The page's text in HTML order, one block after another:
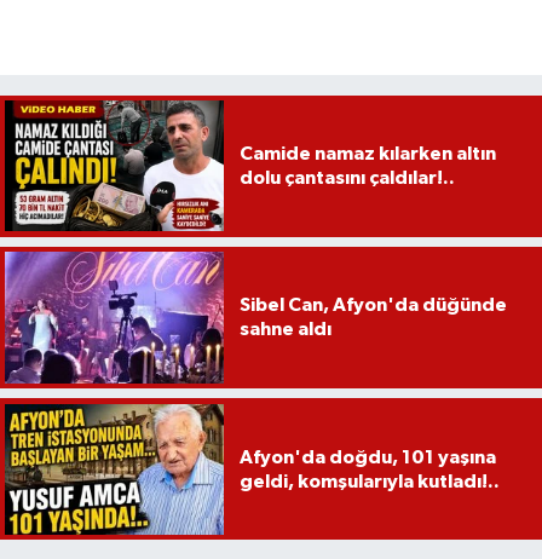
Camide namaz kılarken altın
dolu çantasını çaldılar!..
Sibel Can, Afyon'da düğünde
sahne aldı
Afyon'da doğdu, 101 yaşına
geldi, komşularıyla kutladı!..